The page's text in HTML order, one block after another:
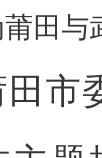
莆田与
委